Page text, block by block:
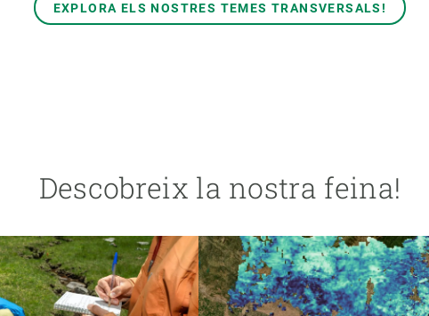
EXPLORA ELS NOSTRES TEMES TRANSVERSALS!
Descobreix la nostra feina!